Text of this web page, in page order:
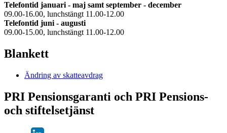
Telefontid januari - maj samt september - december
09.00-16.00, lunchstängt 11.00-12.00
Telefontid juni - augusti
09.00-15.00, lunchstängt 11.00-12.00
Blankett
Ändring av skatteavdrag
PRI Pensionsgaranti och PRI Pensions-
och stiftelsetjänst